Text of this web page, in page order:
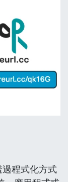
程式化方式